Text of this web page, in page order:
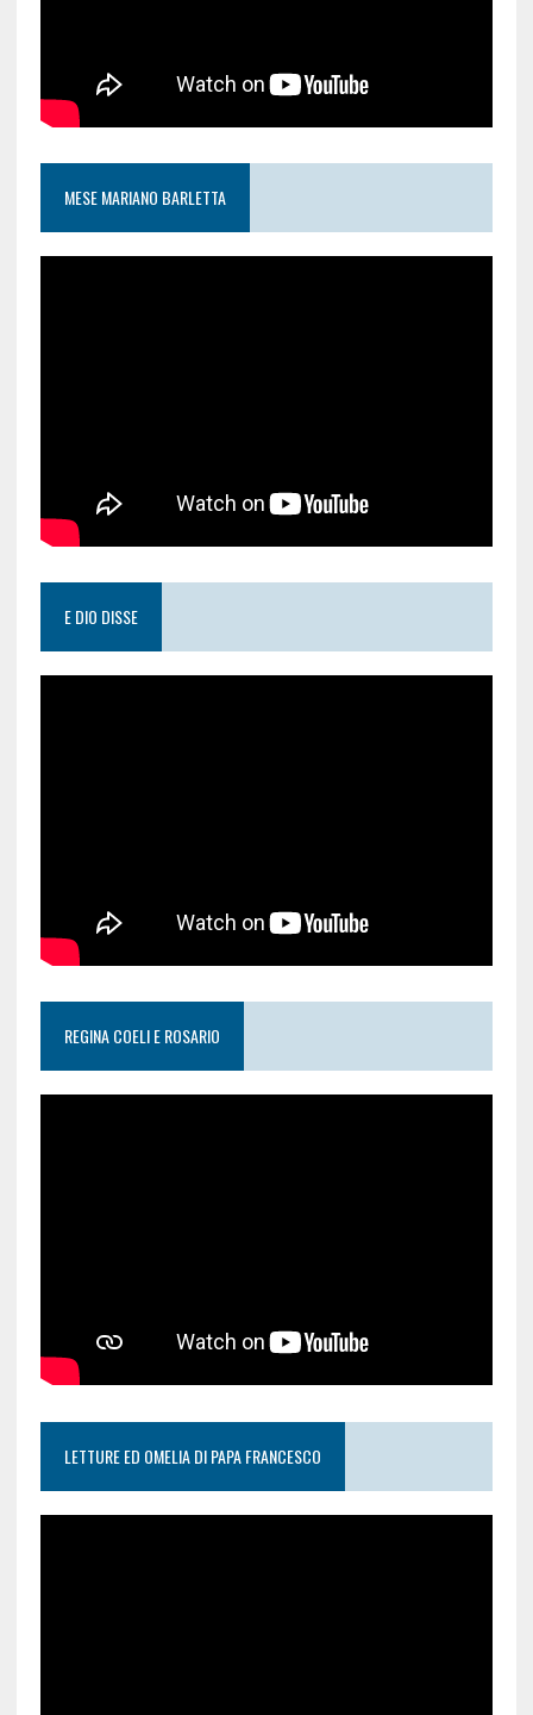
MESE MARIANO BARLETTA
E DIO DISSE
REGINA COELI E ROSARIO
LETTURE ED OMELIA DI PAPA FRANCESCO